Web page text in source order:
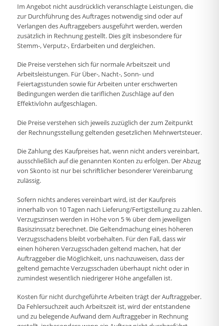
Im Angebot nicht ausdrücklich veranschlagte Leistungen, die
zur Durchführung des Auftrages notwendig sind oder auf
Verlangen des Auftraggebers ausgeführt werden, werden
zusätzlich in Rechnung gestellt. Dies gilt insbesondere für
Stemm-, Verputz-, Erdarbeiten und dergleichen.
Die Preise verstehen sich für normale Arbeitszeit und
Arbeitsleistungen. Für Über-, Nacht-, Sonn- und
Feiertagsstunden sowie für Arbeiten unter erschwerten
Bedingungen werden die tariflichen Zuschläge auf den
Effektivlohn aufgeschlagen.
Die Preise verstehen sich jeweils zuzüglich der zum Zeitpunkt
der Rechnungsstellung geltenden gesetzlichen Mehrwertsteuer.
Die Zahlung des Kaufpreises hat, wenn nicht anders vereinbart,
ausschließlich auf die genannten Konten zu erfolgen. Der Abzug
von Skonto ist nur bei schriftlicher besonderer Vereinbarung
zulässig.
Sofern nichts anderes vereinbart wird, ist der Kaufpreis
innerhalb von 10 Tagen nach Lieferung/Fertigstellung zu zahlen.
Verzugszinsen werden in Höhe von 5 % über dem jeweiligen
Basiszinssatz berechnet. Die Geltendmachung eines höheren
Verzugsschadens bleibt vorbehalten. Für den Fall, dass wir
einen höheren Verzugsschaden geltend machen, hat der
Auftraggeber die Möglichkeit, uns nachzuweisen, dass der
geltend gemachte Verzugsschaden überhaupt nicht oder in
zumindest wesentlich niedrigerer Höhe angefallen ist.
Kosten für nicht durchgeführte Arbeiten trägt der Auftraggeber.
Da Fehlersuchzeit auch Arbeitszeit ist, wird der entstandene
und zu belegende Aufwand dem Auftraggeber in Rechnung